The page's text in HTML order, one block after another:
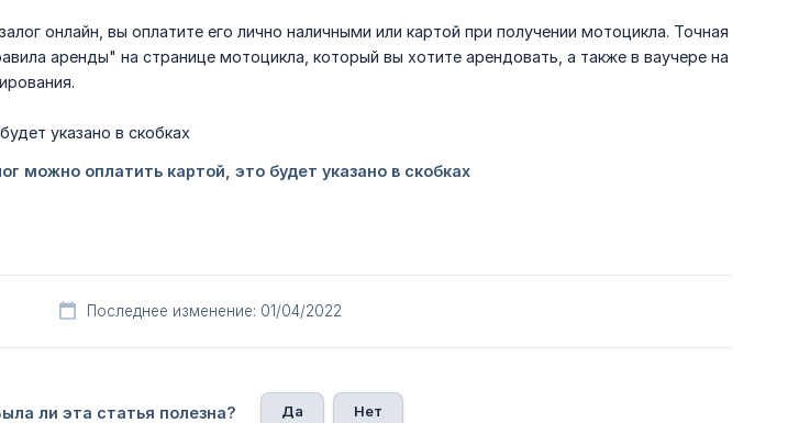
онлайн, вы оплатите его лично наличными или картой при получении мотоцикла. Точная
аренды" на странице мотоцикла, который вы хотите арендовать, а также в ваучере на
Последнее изменение: 01/04/2022
ли эта статья полезна? Да Нет